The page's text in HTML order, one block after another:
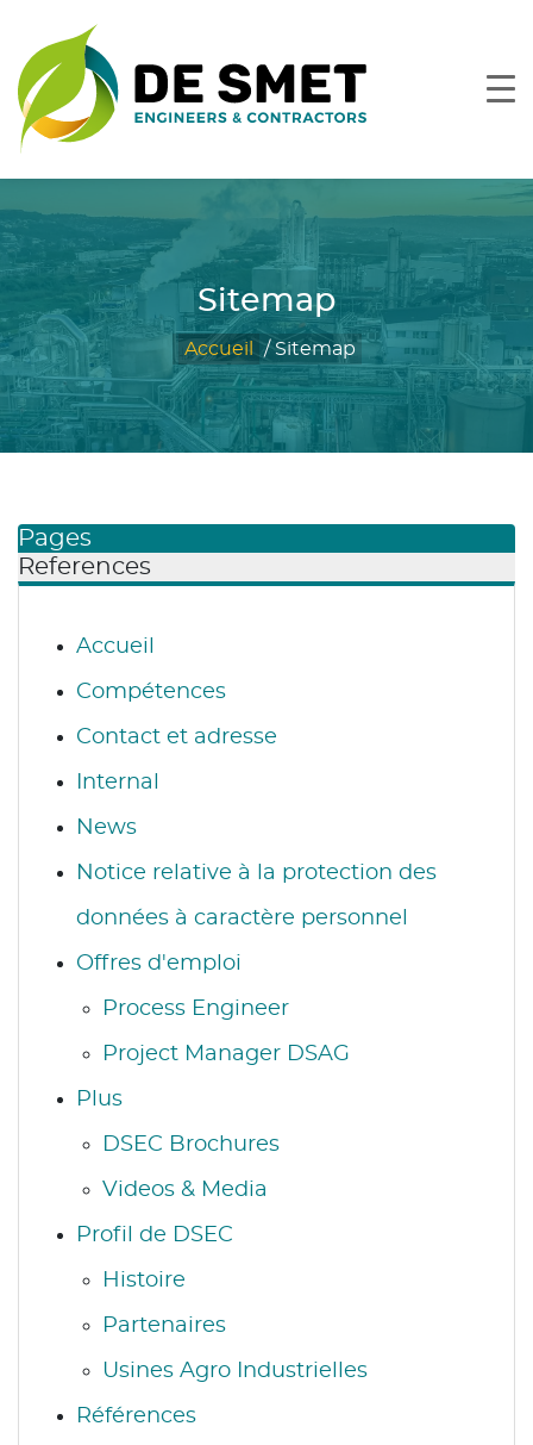
Sitemap
Accueil / Sitemap
Pages
References
Accueil
Compétences
Contact et adresse
Internal
News
Notice relative à la protection des
données à caractère personnel
Offres d'emploi
Process Engineer
Project Manager DSAG
Plus
DSEC Brochures
Videos & Media
Profil de DSEC
Histoire
Partenaires
Usines Agro Industrielles
Références